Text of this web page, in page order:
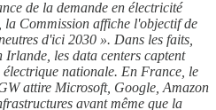
de la demande en électricité
la Commission affiche l'objectif de
d'ici 2030 ». Dans les faits,
les data centers captent
nationale. En France, le
attire Microsoft, Google, Amazon
avant même que la